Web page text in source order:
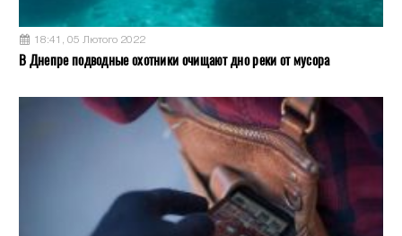
18:41, 05 Лютого 2022
В Днепре подводные охотники очищают дно реки от мусора